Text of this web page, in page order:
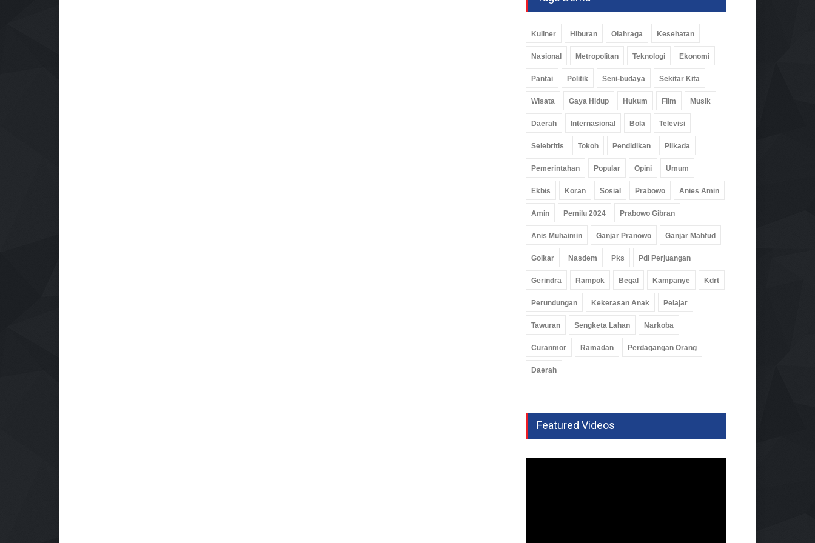
Kuliner Hiburan Olahraga Kesehatan
Nasional Metropolitan Teknologi Ekonomi
Pantai Politik Seni-budaya Sekitar Kita
Wisata Gaya Hidup Hukum Film Musik
Daerah Internasional Bola Televisi
Selebritis Tokoh Pendidikan Pilkada
Pemerintahan Popular Opini Umum
Ekbis Koran Sosial Prabowo Anies Amin
Amin Pemilu 2024 Prabowo Gibran
Anis Muhaimin Ganjar Pranowo Ganjar Mahfud
Golkar Nasdem Pks Pdi Perjuangan
Gerindra Rampok Begal Kampanye Kdrt
Perundungan Kekerasan Anak Pelajar
Tawuran Sengketa Lahan Narkoba
Curanmor Ramadan Perdagangan Orang
Daerah
Featured Videos